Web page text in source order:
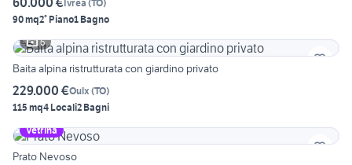
Ivrea (TO)
90 mq2° Piano1 Bagno
6
Baita alpina ristrutturata con giardino privato
229.000 €Oulx (TO)
115 mq4 Locali2 Bagni
Vetrina
Prato Nevoso